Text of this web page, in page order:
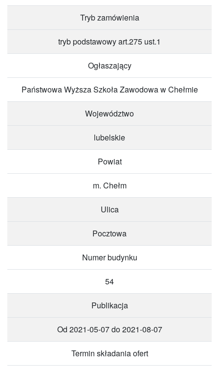
Tryb zamówienia
tryb podstawowy art.275 ust.1
Ogłaszający
Państwowa Wyższa Szkoła Zawodowa w Chełmie
Województwo
lubelskie
Powiat
m. Chełm
Ulica
Pocztowa
Numer budynku
54
Publikacja
Od 2021-05-07 do 2021-08-07
Termin składania ofert